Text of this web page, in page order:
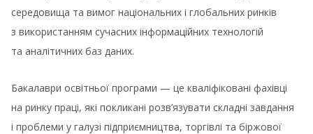
середовища та вимог національних і глобальних ринків
з використанням сучасних інформаційних технологій
та аналітичних баз даних.
Бакалаври освітньої програми — це кваліфіковані фахівці
на ринку праці, які покликані розв’язувати складні завдання
і проблеми у галузі підприємництва, торгівлі та біржової